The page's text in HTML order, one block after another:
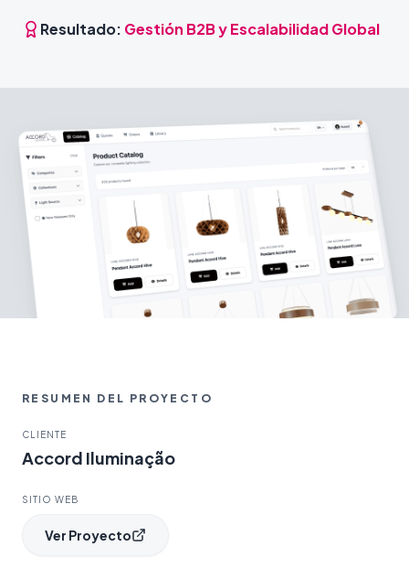
Resultado: Gestión B2B y Escalabilidad Global
RESUMEN DEL PROYECTO
CLIENTE
Accord Iluminação
SITIO WEB
Ver Proyecto